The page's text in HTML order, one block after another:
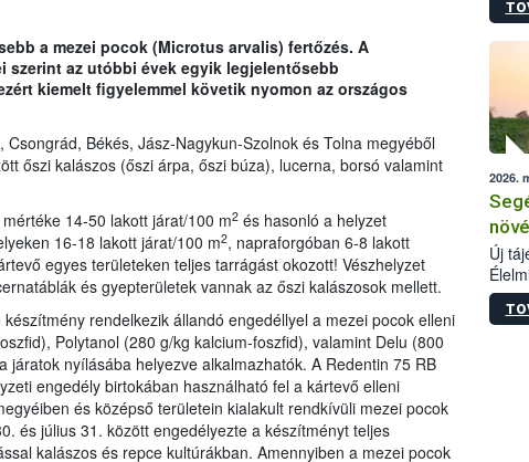
a mezei pocok (Microtus arvalis) fertőzés. A
szerint az utóbbi évek egyik legjelentősebb
kiemelt figyelemmel követik nyomon az országos
Békés, Jász-Nagykun-Szolnok és Tolna megyéből
őszi kalászos (őszi árpa, őszi búza), lucerna, borsó valamint
14-50 lakott járat/100 m2és hasonló a helyzet
16-18 lakott járat/100 m2, napraforgóban 6-8 lakott
egyes területeken teljes tarrágást okozott! Vészhelyzet
és gyepterületek vannak az őszi kalászosok mellett.
rendelkezik állandó engedéllyel a mezei pocok elleni
Polytanol (280 g/kg kalcium-foszfid), valamint Delu (800
járatok nyílásába helyezve alkalmazhatók. A Redentin 75 RB
engedély birtokában használható fel a kártevő elleni
és középső területein kialakult rendkívüli mezei pocok
és július 31. között engedélyezte a készítményt teljes
kalászos és repce kultúrákban. Amennyiben a mezei pocok
kis
2026.
Új